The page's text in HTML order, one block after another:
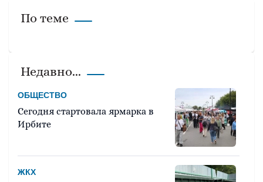
По теме
Недавно...
ОБЩЕСТВО
Сегодня стартовала ярмарка в
Ирбите
ЖКХ